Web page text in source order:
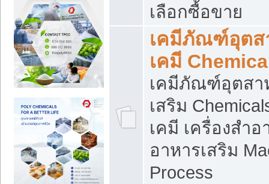
เลือกซื้อขาย
เคมีภัณฑ์อุตส
เคมี
เคมีภัณฑ์อุตสา
เสริม
เคมี เครื่องสำ
อาหารเสริม
Process